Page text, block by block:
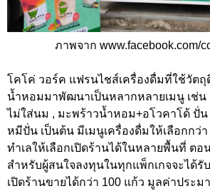
ภาพจาก www.facebook.com/
โคโค่ วอร์ค แฟรนไชส์เครื่องดื่มที่ใช้วัต
น้ำหอมมาพัฒนาเป็นหลากหลายเมนู เช่
ไม่ใส่นม , มะพร้าวน้ำหอม+อโวคาโด้ ปั่
หมีปั่น เป็นต้น มีเมนูเครื่องดื่มให้เลือกกว่
ทำเลให้เลือกเปิดร้านได้ในหลายพื้นที่ ต
สำหรับผู้สนใจลงทุนในทุกแพ็กเกจจะได้
เปิดร้านขายได้กว่า 100 แก้ว มูลค่าประม